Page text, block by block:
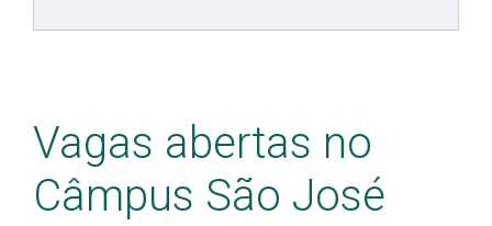
Vagas abertas no
Câmpus São José